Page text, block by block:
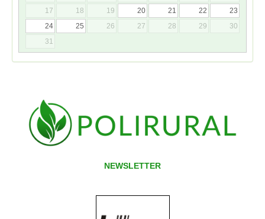
17
18 19 20 21 22
23
24
25 26 27 28 29
30
31
NEWSLETTER